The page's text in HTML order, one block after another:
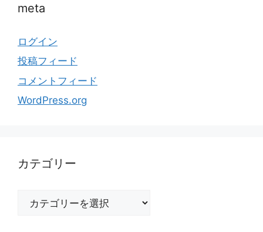
meta
ログイン
投稿フィード
コメントフィード
WordPress.org
カテゴリー